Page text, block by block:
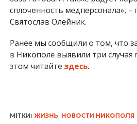
сплоченность медперсонала»,
Святослав Олейник.
Ранее мы сообщили о том, что
в Никополе выявили три
этом читайте здесь.
МІТКИ: ЖИЗНЬ НОВОСТИ НИКОПОЛЯ